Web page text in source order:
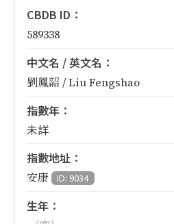
CBDB ID：
589338
中文名 / 英文名：
劉鳳韶 / Liu Fengshao
指數年：
未詳
指數地址：
安康 ID: 9034
生年：